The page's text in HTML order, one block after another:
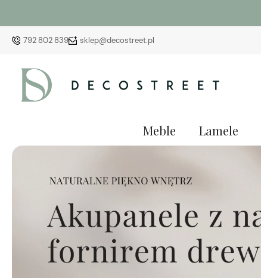
792 802 839 sklep@decostreet.pl
Meble Lamele